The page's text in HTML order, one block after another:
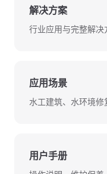
解决方案
行业应用与完整解决
应用场景
水工建筑、水环境
用户手册